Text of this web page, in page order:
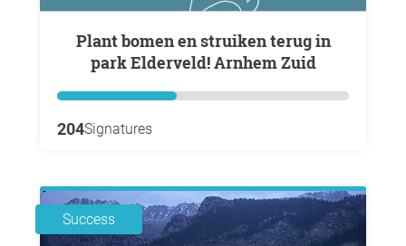
Plant bomen en struiken terug in
park Elderveld! Arnhem Zuid
204Signatures
Success